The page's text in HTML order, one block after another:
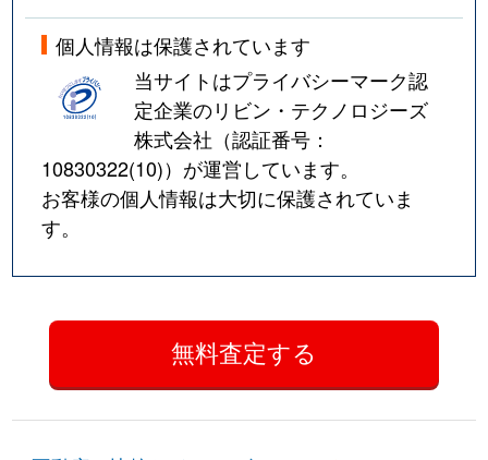
個人情報は保護されています
当サイトはプライバシーマーク認
定企業のリビン・テクノロジーズ
株式会社（認証番号：
10830322(10)）が運営しています。
お客様の個人情報は大切に保護されていま
す。